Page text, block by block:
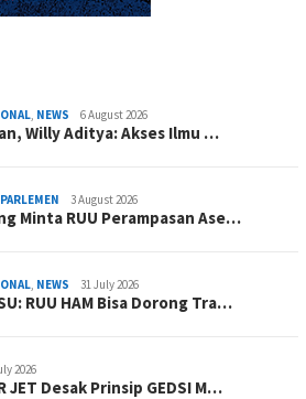
, NEWS 6 August 2026
Willy Aditya: Akses Ilmu …
PARLEMEN 3 August 2026
Minta RUU Perampasan Ase…
, NEWS 31 July 2026
RUU HAM Bisa Dorong Tra…
2026
JET Desak Prinsip GEDSI M…